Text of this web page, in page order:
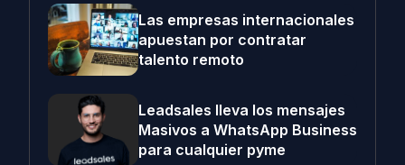
Las empresas internacionales
apuestan por contratar
talento remoto
Leadsales lleva los mensajes
Masivos a WhatsApp Business
para cualquier pyme